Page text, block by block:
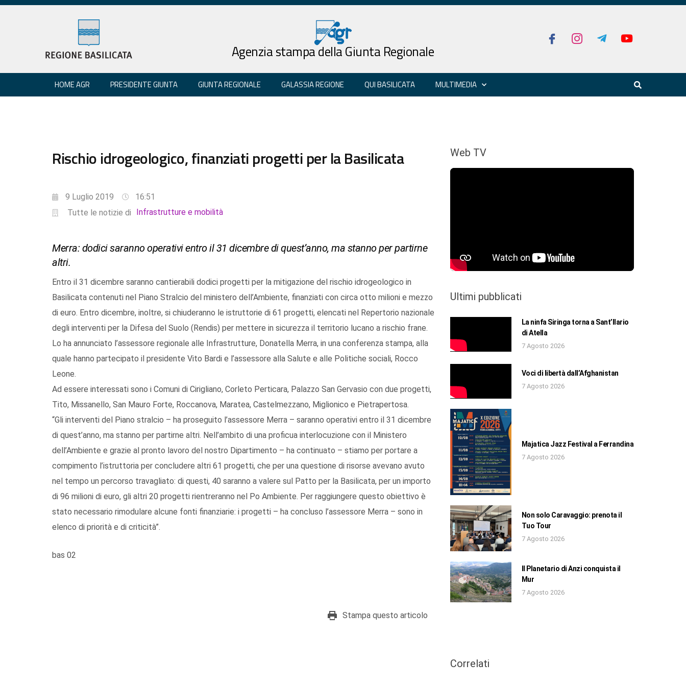
Agenzia stampa della Giunta Regionale
HOME AGR PRESIDENTE GIUNTA GIUNTA REGIONALE GALASSIA REGIONE QUI BASILICATA MULTIMEDIA
Rischio idrogeologico, finanziati progetti per la Basilicata
9 Luglio 2019
16:51
Tutte le notizie di
Infrastrutture e mobilità
Merra: dodici saranno operativi entro il 31 dicembre di quest’anno, ma stanno per partirne
altri.
Entro il 31 dicembre saranno cantierabili dodici progetti per la mitigazione del rischio idrogeologico in
Basilicata contenuti nel Piano Stralcio del ministero dell’Ambiente, finanziati con circa otto milioni e mezzo
di euro. Entro dicembre, inoltre, si chiuderanno le istruttorie di 61 progetti, elencati nel Repertorio nazionale
degli interventi per la Difesa del Suolo (Rendis) per mettere in sicurezza il territorio lucano a rischio frane.
Lo ha annunciato l’assessore regionale alle Infrastrutture, Donatella Merra, in una conferenza stampa, alla
quale hanno partecipato il presidente Vito Bardi e l’assessore alla Salute e alle Politiche sociali, Rocco
Leone.
Ad essere interessati sono i Comuni di Cirigliano, Corleto Perticara, Palazzo San Gervasio con due progetti,
Tito, Missanello, San Mauro Forte, Roccanova, Maratea, Castelmezzano, Miglionico e Pietrapertosa.
“Gli interventi del Piano stralcio – ha proseguito l’assessore Merra – saranno operativi entro il 31 dicembre
di quest’anno, ma stanno per partirne altri. Nell’ambito di una proficua interlocuzione con il Ministero
dell’Ambiente e grazie al pronto lavoro del nostro Dipartimento – ha continuato – stiamo per portare a
compimento l’istruttoria per concludere altri 61 progetti, che per una questione di risorse avevano avuto
nel tempo un percorso travagliato: di questi, 40 saranno a valere sul Patto per la Basilicata, per un importo
di 96 milioni di euro, gli altri 20 progetti rientreranno nel Po Ambiente. Per raggiungere questo obiettivo è
stato necessario rimodulare alcune fonti finanziarie: i progetti – ha concluso l’assessore Merra – sono in
elenco di priorità e di criticità”.
bas 02
Stampa questo articolo
Web TV
Ultimi pubblicati
La ninfa Siringa torna a Sant’Ilario
di Atella
7 Agosto 2026
Voci di libertà dall’Afghanistan
7 Agosto 2026
Majatica Jazz Festival a Ferrandina
7 Agosto 2026
Non solo Caravaggio: prenota il
Tuo Tour
7 Agosto 2026
Il Planetario di Anzi conquista il
Mur
7 Agosto 2026
Correlati